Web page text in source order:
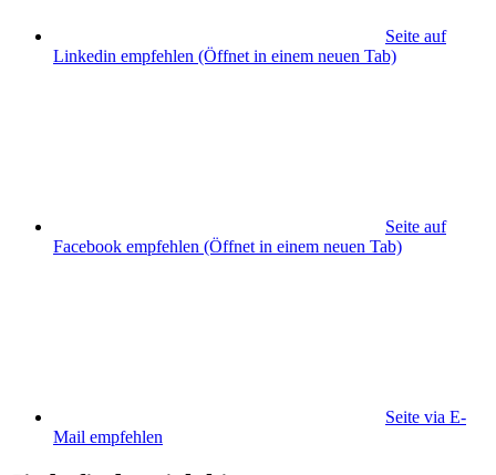
Seite auf
Linkedin empfehlen (Öffnet in einem neuen Tab)
Seite auf
Facebook empfehlen (Öffnet in einem neuen Tab)
Seite via E-
Mail empfehlen